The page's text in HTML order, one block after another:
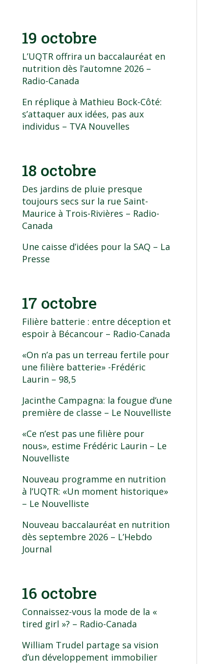
19 octobre
L’UQTR offrira un baccalauréat en
nutrition dès l’automne 2026–
Radio-Canada
En réplique à Mathieu Bock-Côté:
s’attaquer aux idées, pas aux
individus – TVA Nouvelles
18 octobre
Des jardins de pluie presque
toujours secs sur la rue Saint-
Maurice à Trois-Rivières – Radio-
Canada
Une caisse d’idées pour la SAQ – La
Presse
17 octobre
Filière batterie : entre déception et
espoir à Bécancour– Radio-Canada
«On n’a pas un terreau fertile pour
une filière batterie»-Frédéric
Laurin – 98,5
Jacinthe Campagna: la fougue d’une
première de classe – Le Nouvelliste
«Ce n’est pas une filière pour
nous», estime Frédéric Laurin – Le
Nouvelliste
Nouveau programme en nutrition
à l’UQTR: «Un moment historique»
– Le Nouvelliste
Nouveau baccalauréat en nutrition
dès septembre 2026– L’Hebdo
Journal
16 octobre
Connaissez-vous la mode de la «
tired girl »? – Radio-Canada
William Trudel partage sa vision
d’un développement immobilier